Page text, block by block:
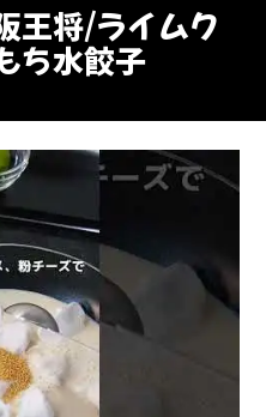
王将/ライムク
ち水餃子